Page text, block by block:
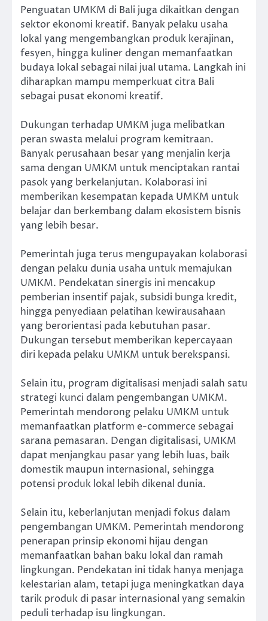
Penguatan UMKM di Bali juga dikaitkan dengan
sektor ekonomi kreatif. Banyak pelaku usaha
lokal yang mengembangkan produk kerajinan,
fesyen, hingga kuliner dengan memanfaatkan
budaya lokal sebagai nilai jual utama. Langkah ini
diharapkan mampu memperkuat citra Bali
sebagai pusat ekonomi kreatif.
Dukungan terhadap UMKM juga melibatkan
peran swasta melalui program kemitraan.
Banyak perusahaan besar yang menjalin kerja
sama dengan UMKM untuk menciptakan rantai
pasok yang berkelanjutan. Kolaborasi ini
memberikan kesempatan kepada UMKM untuk
belajar dan berkembang dalam ekosistem bisnis
yang lebih besar.
Pemerintah juga terus mengupayakan kolaborasi
dengan pelaku dunia usaha untuk memajukan
UMKM. Pendekatan sinergis ini mencakup
pemberian insentif pajak, subsidi bunga kredit,
hingga penyediaan pelatihan kewirausahaan
yang berorientasi pada kebutuhan pasar.
Dukungan tersebut memberikan kepercayaan
diri kepada pelaku UMKM untuk berekspansi.
Selain itu, program digitalisasi menjadi salah satu
strategi kunci dalam pengembangan UMKM.
Pemerintah mendorong pelaku UMKM untuk
memanfaatkan platform e-commerce sebagai
sarana pemasaran. Dengan digitalisasi, UMKM
dapat menjangkau pasar yang lebih luas, baik
domestik maupun internasional, sehingga
potensi produk lokal lebih dikenal dunia.
Selain itu, keberlanjutan menjadi fokus dalam
pengembangan UMKM. Pemerintah mendorong
penerapan prinsip ekonomi hijau dengan
memanfaatkan bahan baku lokal dan ramah
lingkungan. Pendekatan ini tidak hanya menjaga
kelestarian alam, tetapi juga meningkatkan daya
tarik produk di pasar internasional yang semakin
peduli terhadap isu lingkungan.